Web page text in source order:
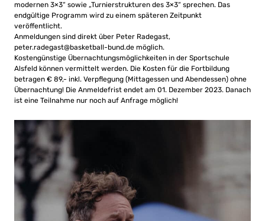
modernen 3×3“ sowie „Turnierstrukturen des 3×3“ sprechen. Das
endgültige Programm wird zu einem späteren Zeitpunkt
veröffentlicht.
Anmeldungen sind direkt über Peter Radegast,
peter.radegast@basketball-bund.de möglich.
Kostengünstige Übernachtungsmöglichkeiten in der Sportschule
Alsfeld können vermittelt werden. Die Kosten für die Fortbildung
betragen € 89,- inkl. Verpflegung (Mittagessen und Abendessen) ohne
Übernachtung! Die Anmeldefrist endet am 01. Dezember 2023. Danach
ist eine Teilnahme nur noch auf Anfrage möglich!